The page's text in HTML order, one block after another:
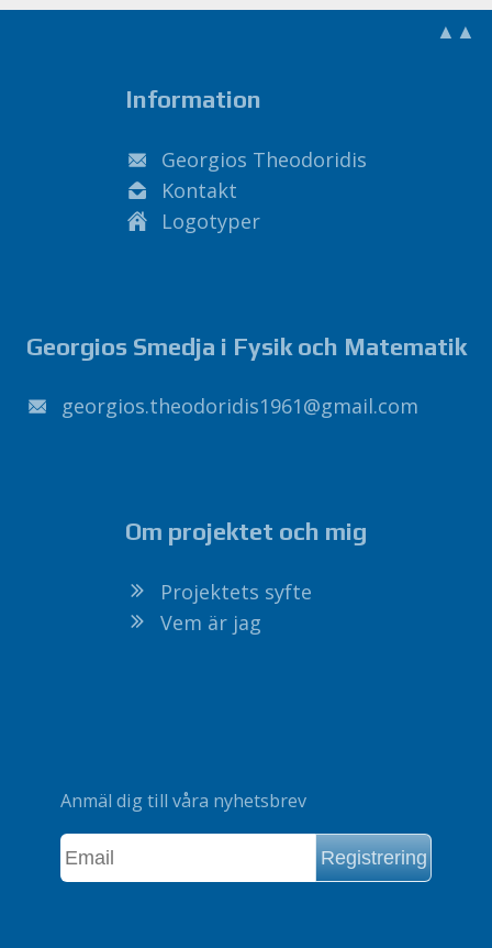
▲▲
Information
Georgios Theodoridis
Kontakt
Logotyper
Georgios Smedja i Fysik och Matematik
moc
.
liamg
@
1691sidirodoeht.soigroeg
Om projektet och mig
Projektets syfte
Vem är jag
Anmäl dig till våra nyhetsbrev